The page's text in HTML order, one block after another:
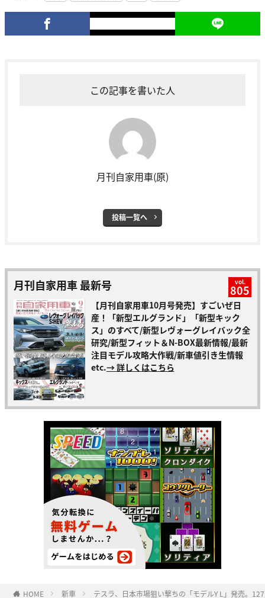
この記事を書いた人
月刊自家用車(原)
投稿一覧へ
月刊自家用車 最新号 vol.
805
【月刊自家用車10月号発売】すごいぜ日
産！「新型エルグランド」「新型キック
ス」のすべて/新型レヴォーグレイバック全
研究/新型フィット＆N-BOX最新情報/最新
注目モデル攻略大作戦/新車値引き生情報
etc.→ 詳しくはこちら
HOME 新車 テスラ、日本市場狙い撃ちの「モデルY L」発売。